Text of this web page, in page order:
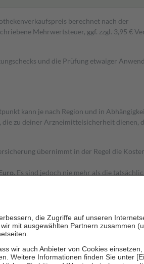
berechnet nach der
Mehrwertsteuer, ggf. zzgl. 3,95 €
und die Prüfung etwaiger
kann je nach Region und in
zu deiner Arzneimittelsicherheit dienen,
übernimmt in der Regel die
Es sind jedoch nie mehr als die
Zuzahlungen an bei: